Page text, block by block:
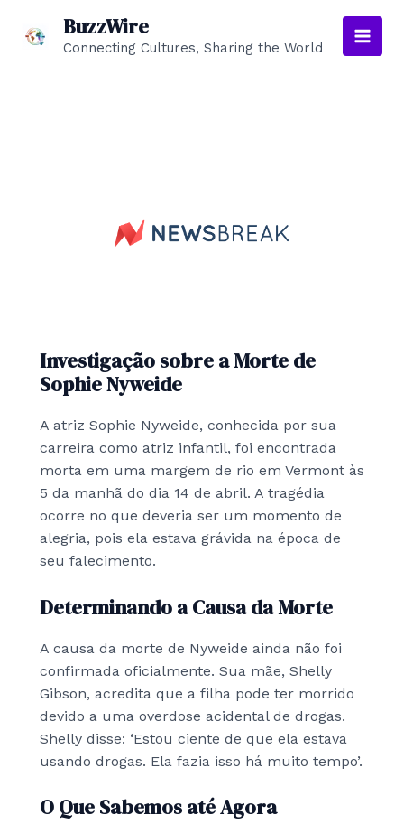
BuzzWire
Connecting Cultures, Sharing the World
Main
Investigação sobre a Morte de
Sophie Nyweide
A atriz Sophie Nyweide, conhecida por sua
carreira como atriz infantil, foi encontrada
morta em uma margem de rio em Vermont às
5 da manhã do dia 14 de abril. A tragédia
ocorre no que deveria ser um momento de
alegria, pois ela estava grávida na época de
seu falecimento.
Determinando a Causa da Morte
A causa da morte de Nyweide ainda não foi
confirmada oficialmente. Sua mãe, Shelly
Gibson, acredita que a filha pode ter morrido
devido a uma overdose acidental de drogas.
Shelly disse: ‘Estou ciente de que ela estava
usando drogas. Ela fazia isso há muito tempo’.
O Que Sabemos até Agora